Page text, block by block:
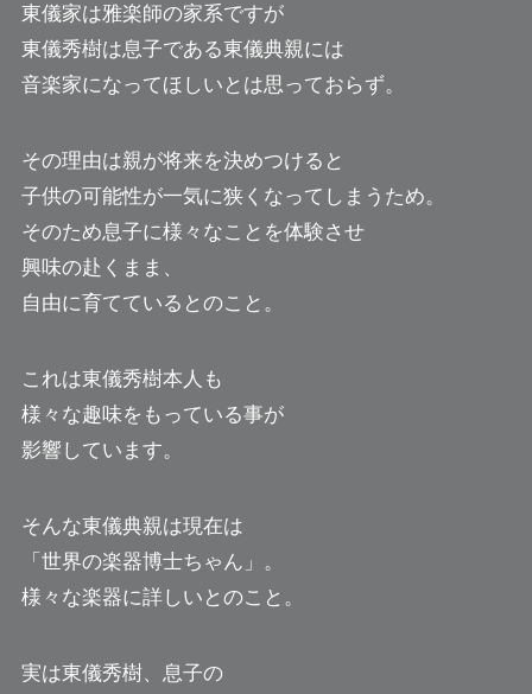
東儀家は雅楽師の家系ですが
東儀秀樹は息子である東儀典親には
音楽家になってほしいとは思っておらず。
その理由は親が将来を決めつけると
子供の可能性が一気に狭くなってしまうため。
そのため息子に様々なことを体験させ
興味の赴くまま、
自由に育てているとのこと。
これは東儀秀樹本人も
様々な趣味をもっている事が
影響しています。
そんな東儀典親は現在は
「世界の楽器博士ちゃん」。
様々な楽器に詳しいとのこと。
実は東儀秀樹、息子の